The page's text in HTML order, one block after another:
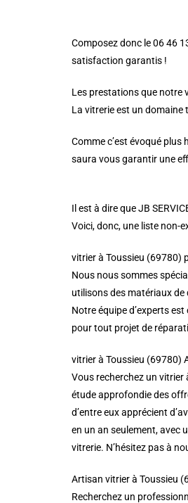
Composez donc le 06 46
satisfaction garantis !
Les prestations que notre
La vitrerie est un domaine
Comme c’est évoqué
saura vous garantir une
Il est à dire que JB
Voici, donc, une liste non-
vitrier à Toussieu (69780)
Nous nous sommes
utilisons des matériaux
Notre équipe d’experts
pour tout projet de
vitrier à Toussieu (69780)
Vous recherchez un vitrier
étude approfondie des
d’entre eux apprécient
en un an seulement, avec
vitrerie. N’hésitez pas à
Artisan vitrier à Toussieu
Recherchez un